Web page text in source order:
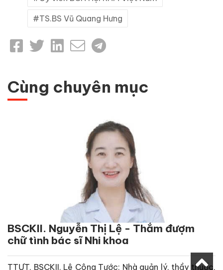
TS.BS Vũ Quang Hưng
Cùng chuyên mục
BSCKII. Nguyễn Thị Lệ - Thắm đượm
chữ tình bác sĩ Nhi khoa
TTƯT, BSCKII. Lê Công Tước: Nhà quản lý, thầy thuốc,